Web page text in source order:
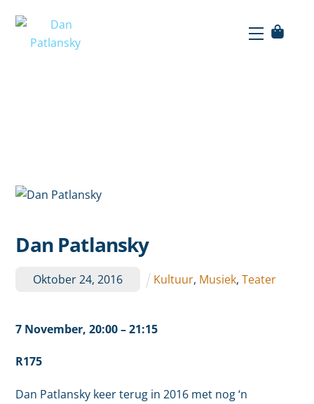
content
Menu
Menu
Dan Patlansky
Oktober 24,2016 Kultuur, Musiek,Teater
7 November, 20:00 –21:15
R175
Dan Patlansky keer terug in 2016 met nog ‘n